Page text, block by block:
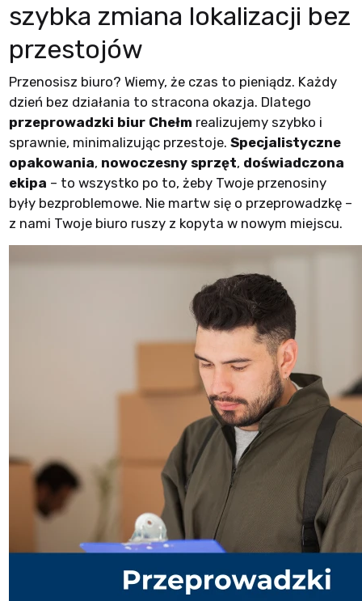
szybka zmiana lokalizacji bez
przestojów
Przenosisz biuro? Wiemy, że czas to pieniądz. Każdy
dzień bez działania to stracona okazja. Dlatego
przeprowadzki biur Chełm realizujemy szybko i
sprawnie, minimalizując przestoje. Specjalistyczne
opakowania, nowoczesny sprzęt, doświadczona
ekipa – to wszystko po to, żeby Twoje przenosiny
były bezproblemowe. Nie martw się o przeprowadzkę –
z nami Twoje biuro ruszy z kopyta w nowym miejscu.